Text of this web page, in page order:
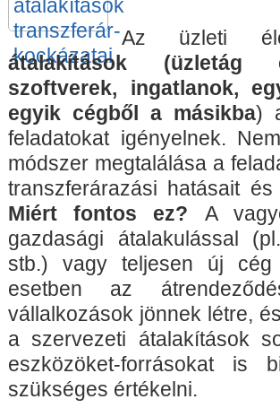
Az üzleti
átalakítások (üzletág
szoftverek, ingatlanok,
egyik cégből a másikba)
feladatokat igényelnek.
módszer megtalálása a
transzferárazási hatásait
Miért fontos ez? A
gazdasági átalakulással
stb.) vagy teljesen új cég
esetben az
vállalkozások jönnek létre,
a szervezeti átalakítások
eszközöket-forrásokat is
szükséges értékelni.